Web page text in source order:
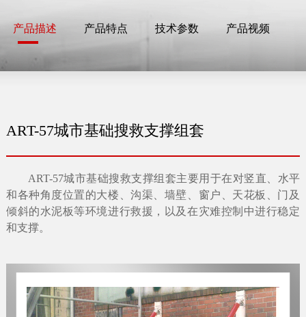
产品描述 产品特点 技术参数 产品视频
ART-57城市基础搜救支撑组套
ART-57城市基础搜救支撑组套主要用于在对竖直、水平
和各种角度位置的大楼、沟渠、墙壁、窗户、天花板、门及
倾斜的水泥板等环境进行救援，以及在灾难控制中进行稳定
和支撑。